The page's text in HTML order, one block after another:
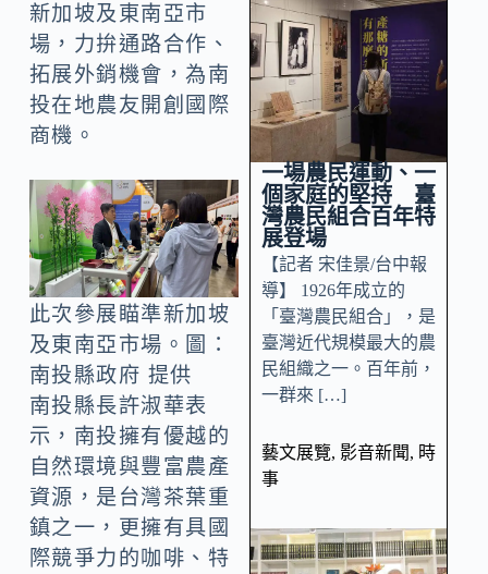
新加坡及東南亞市
場，力拚通路合作、
拓展外銷機會，為南
投在地農友開創國際
商機。
此次參展瞄準新加坡
及東南亞市場。圖：
南投縣政府 提供
南投縣長許淑華表
示，南投擁有優越的
自然環境與豐富農產
資源，是台灣茶葉重
鎮之一，更擁有具國
際競爭力的咖啡、特
一場農民運動、一
個家庭的堅持 臺
灣農民組合百年特
展登場
【記者 宋佳景/台中報
導】 1926年成立的
「臺灣農民組合」，是
臺灣近代規模最大的農
民組織之一。百年前，
一群來 […]
藝文展覽, 影音新聞, 時
事